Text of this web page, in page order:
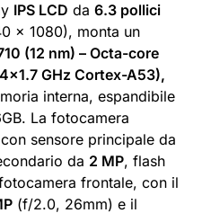
IPS LCD da 6.3 pollici
x 1080), monta un
(12 nm) – Octa-core
GHz Cortex-A53),
interna, espandibile
La fotocamera
sensore principale da
da 2 MP, flash
frontale, con il
(f/2.0, 26mm) e il